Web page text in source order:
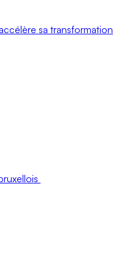
sa transformation